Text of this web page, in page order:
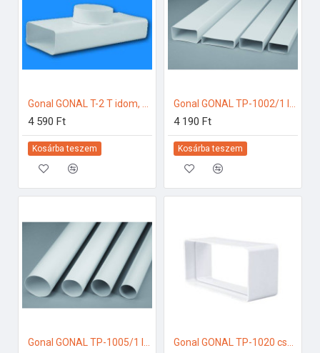
Gonal GONAL T-2 T idom, NA125 - 55x220x300 125-ös páraelszívóhoz
4 590 Ft
Kosárba teszem
Gonal GONAL TP-1002/1 lapos csatorna, 55x220 L=1000 125-ös páraelszívóhoz
4 190 Ft
Kosárba teszem
Gonal GONAL TP-1005/1 légtechnikai cső, NA125 L=1000 125-ös páraelszívóhoz Gonal GONAL TP-1020 csatlakozó/toldó, 55x220 125-ös páraelszívóhoz